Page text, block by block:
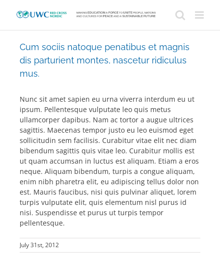
Cum sociis natoque penatibus et magnis
dis parturient montes, nascetur ridiculus
mus.
Nunc sit amet sapien eu urna viverra interdum eu ut
ipsum. Pellentesque vulputate leo quis metus
ullamcorper dapibus. Nam ac tortor a augue ultrices
sagittis. Maecenas tempor justo eu leo euismod eget
sollicitudin sem facilisis. Curabitur vitae elit nec diam
bibendum sagittis quis vitae leo. Curabitur mollis est
ut quam accumsan in luctus est aliquam. Etiam a eros
neque. Aliquam bibendum, turpis a congue aliquam,
enim nibh pharetra elit, eu adipiscing tellus dolor non
est. Mauris faucibus, nisi quis pulvinar aliquet, lorem
turpis vulputate elit, quis elementum nisl purus id
nisi. Suspendisse et purus ut turpis tempor
pellentesque.
July 31st, 2012